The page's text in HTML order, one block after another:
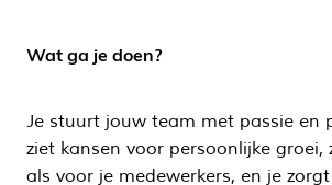
Wat ga je doen?
Je stuurt jouw team met passie en
ziet kansen voor persoonlijke groei,
als voor je medewerkers, en je